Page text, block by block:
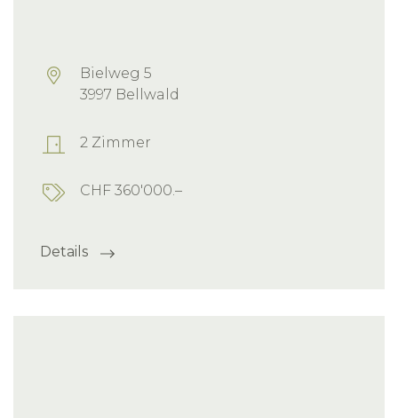
Bielweg 5
3997 Bellwald
2 Zimmer
CHF 360'000.–
Details